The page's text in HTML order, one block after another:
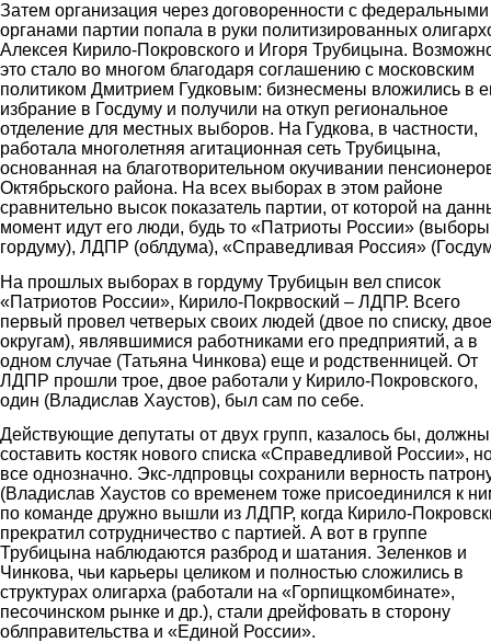
Затем организация через договоренности с федеральными
органами партии попала в руки политизированных
Алексея Кирило-Покровского и Игоря Трубицына.
это стало во многом благодаря соглашению с московским
политиком Дмитрием Гудковым: бизнесмены вложились в
избрание в Госдуму и получили на откуп региональное
отделение для местных выборов. На Гудкова, в частности,
работала многолетняя агитационная сеть Трубицына,
основанная на благотворительном окучивании
Октябрьского района. На всех выборах в этом районе
сравнительно высок показатель партии, от которой на
момент идут его люди, будь то «Патриоты России»
гордуму), ЛДПР (облдума), «Справедливая Россия»
На прошлых выборах в гордуму Трубицын вел список
«Патриотов России», Кирило-Покрвоский – ЛДПР. Всего
первый провел четверых своих людей (двое по списку,
округам), являвшимися работниками его предприятий, а в
одном случае (Татьяна Чинкова) еще и родственницей. От
ЛДПР прошли трое, двое работали у Кирило-Покровского,
один (Владислав Хаустов), был сам по себе.
Действующие депутаты от двух групп, казалось бы, должны
составить костяк нового списка «Справедливой России»,
все однозначно. Экс-лдпровцы сохранили верность
(Владислав Хаустов со временем тоже присоединился к
по команде дружно вышли из ЛДПР, когда Кирило-
прекратил сотрудничество с партией. А вот в группе
Трубицына наблюдаются разброд и шатания. Зеленков и
Чинкова, чьи карьеры целиком и полностью сложились в
структурах олигарха (работали на «Горпищкомбинате»,
песочинском рынке и др.), стали дрейфовать в сторону
облправительства и «Единой России».